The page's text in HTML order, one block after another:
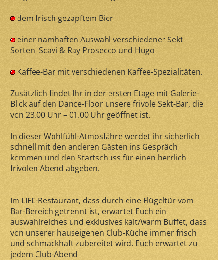
dem frisch gezapftem Bier
einer namhaften Auswahl verschiedener Sekt-
Sorten, Scavi & Ray Prosecco und Hugo
Kaffee-Bar mit verschiedenen Kaffee-Spezialitäten.
Zusätzlich findet Ihr in der ersten Etage mit Galerie-
Blick auf den Dance-Floor unsere frivole Sekt-Bar, die
von 23.00 Uhr – 01.00 Uhr geöffnet ist.
In dieser Wohlfühl-Atmosfähre werdet ihr sicherlich
schnell mit den anderen Gästen ins Gespräch
kommen und den Startschuss für einen herrlich
frivolen Abend abgeben.
Im LIFE-Restaurant, dass durch eine Flügeltür vom
Bar-Bereich getrennt ist, erwartet Euch ein
auswahlreiches und exklusives kalt/warm Buffet, dass
von unserer hauseigenen Club-Küche immer frisch
und schmackhaft zubereitet wird. Euch erwartet zu
jedem Club-Abend